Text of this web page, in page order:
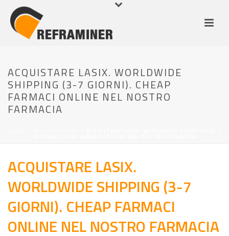
ACQUISTARE LASIX. WORLDWIDE
SHIPPING (3-7 GIORNI). CHEAP
FARMACI ONLINE NEL NOSTRO
FARMACIA
ACQUISTARE LASIX.
WORLDWIDE SHIPPING (3-7
GIORNI). CHEAP FARMACI
ONLINE NEL NOSTRO FARMACIA